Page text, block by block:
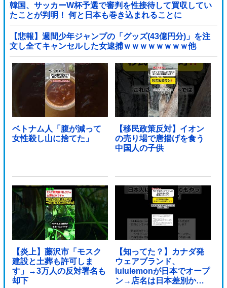
韓国、サッカーW杯予選で審判を性接待して買収してい
たことが判明！ 何と日本も巻き込まれることに
【悲報】週間少年ジャンプの「グッズ(43億円分)」を注
文し全てキャンセルした女逮捕ｗｗｗｗｗｗｗｗ他
ベトナム人「腹が減って
女性殺し山に捨てた」
【移民政策反対】イオン
の売り場で唐揚げを食う
中国人の子供
【炎上】藤沢市「モスク
建設と土葬も許可しま
す」→3万人の反対署名も
却下
【知ってた？】カナダ発
ウェアブランド、
lululemonが日本でオープ
ン→店名は日本差別から